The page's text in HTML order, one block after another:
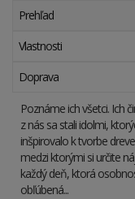
Prehľad
Vlastnosti
Doprava
Poznáme ich všetci. Ich
z nás sa stali idolmi,
inšpirovalo k tvorbe
medzi ktorými si určite
každý deň, ktorá
obľúbená...